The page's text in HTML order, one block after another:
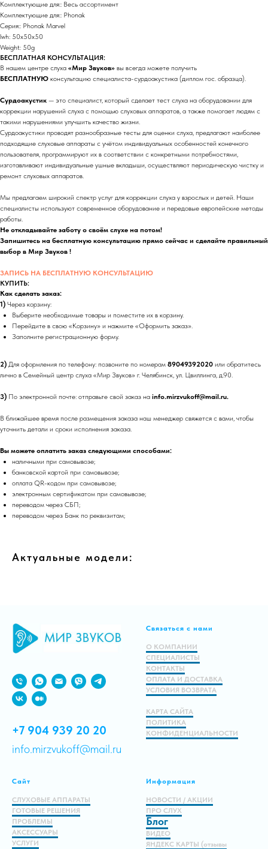
Комплектующие для:: Весь ассортимент
Комплектующие для:: Phonak
Серия:: Phonak Marvel
lwh: 50x50x50
Weight: 50g
БЕСПЛАТНАЯ КОНСУЛЬТАЦИЯ:
В нашем центре слуха «Мир Звуков» вы всегда можете получить
БЕСПЛАТНУЮ консультацию специалиста-сурдоакустика (диплом гос. образца).
Сурдоакустик — это специалист, который сделает тест слуха на оборудовании для
коррекции нарушений слуха с помощью слуховых аппаратов, а также помогает людям с
такими нарушениями улучшить качество жизни.
Сурдоакустики проводят разнообразные тесты для оценки слуха, предлагают наиболее
подходящие слуховые аппараты с учётом индивидуальных особенностей конечного
пользователя, программируют их в соответствии с конкретными потребностями,
изготавливают индивидуальные ушные вкладыши, осуществляют периодическую чистку и
ремонт слуховых аппаратов.
Мы предлагаем широкий спектр услуг для коррекции слуха у взрослых и детей. Наши
специалисты используют современное оборудование и передовые европейские методы
работы.
Не откладывайте заботу о своём слухе на потом!
Запишитесь на бесплатную консультацию прямо сейчас и сделайте правильный
выбор в Мир Звуков !
ЗАПИСЬ НА БЕСПЛАТНУЮ КОНСУЛЬТАЦИЮ
КУПИТЬ:
Как сделать заказ:
1) Через корзину:
Выберите необходимые товары и поместите их в корзину.
Перейдите в свою «Корзину» и нажмите «Оформить заказ».
Заполните регистрационную форму.
2) Для оформления по телефону: позвоните по номерам 89049392020 или обратитесь
лично в Семейный центр слуха «Мир Звуков» г. Челябинск, ул. Цвиллинга, д.90.
3) По электронной почте: отправьте свой заказ на info.mirzvukoff@mail.ru.
В ближайшее время после размещения заказа наш менеджер свяжется с вами, чтобы
уточнить детали и сроки исполнения заказа.
Вы можете оплатить заказ следующими способами:
наличными при самовывозе;
банковской картой при самовывозе;
оплата QR-кодом при самовывозе;
электронным сертификатом при самовывозе;
переводом через СБП;
переводом через Банк по реквизитам;
Актуальные модели:
+7 904 939 20 20
info.mirzvukoff@mail.ru
Связаться с нами
О КОМПАНИИ
СПЕЦИАЛИСТЫ
КОНТАКТЫ
ОПЛАТА И ДОСТАВКА
УСЛОВИЯ ВОЗВРАТА
КАРТА САЙТА
ПОЛИТИКА
КОНФИДЕНЦИАЛЬНОСТИ
Сайт
СЛУХОВЫЕ АППАРАТЫ
ГОТОВЫЕ РЕШЕНИЯ
ПРОБЛЕМЫ
АКСЕССУАРЫ
УСЛУГИ
Информация
НОВОСТИ / АКЦИИ
ПРО СЛУХ
Блог
ВИДЕО
ЯНДЕКС КАРТЫ (отзывы